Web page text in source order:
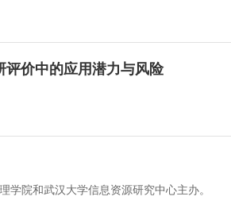
价中的应用潜力与风险
学院和武汉大学信息资源研究中心主办。